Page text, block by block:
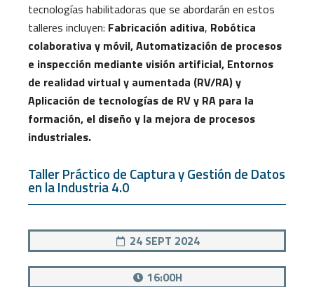
tecnologías habilitadoras que se abordarán en estos
talleres incluyen: Fabricación aditiva, Robótica
colaborativa y móvil, Automatización de procesos
e inspección mediante visión artificial, Entornos
de realidad virtual y aumentada (RV/RA) y
Aplicación de tecnologías de RV y RA para la
formación, el diseño y la mejora de procesos
industriales.
Taller Práctico de Captura y Gestión de Datos
en la Industria 4.0
24 SEPT 2024
16:00H